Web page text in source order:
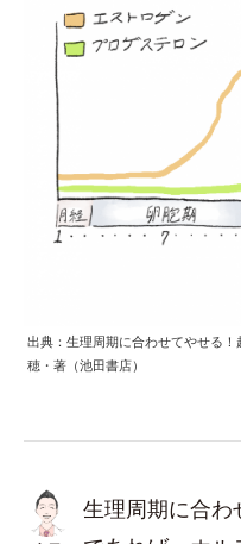
出典：生理周期に合わせてやせる
穂・著（池田書店）
生理周期に合わ